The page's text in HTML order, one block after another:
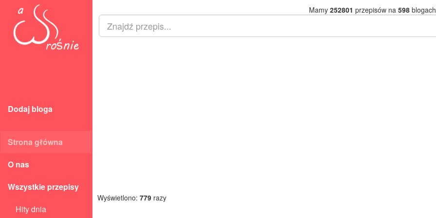
Dodaj bloga
Strona główna
O nas
Wszystkie przepisy
Hity dnia
Mamy 252801 przepisów na 598
Wyświetlono: 779 razy